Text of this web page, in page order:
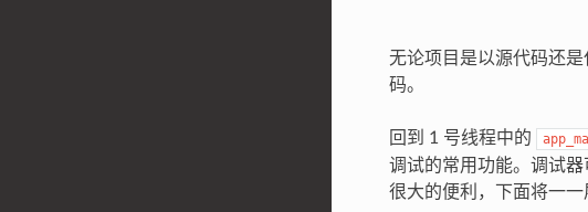
无论项目是以源代码还
码。
回到 1 号线程中的
调试的常用功能。调试
很大的便利，下面将一一